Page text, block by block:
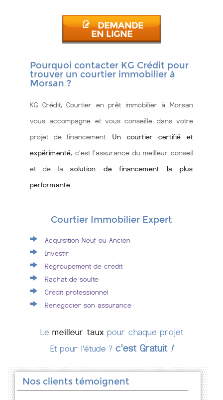
DEMANDE
EN LIGNE
Pourquoi contacter KG Crédit pour
trouver un courtier immobilier à
Morsan ?
KG Crédit, Courtier en prêt immobilier à Morsan
vous accompagne et vous conseille dans votre
projet de financement. Un courtier certifié et
expérimenté, c'est l'assurance du meilleur conseil
et de lasolution de financement la plus
performante
Courtier Immobilier Expert
Acquisition Neuf ou Ancien
Investir
Regroupement de credit
Rachat de soulte
Crédit professionnel
Renégocier son assurance
Le meilleur taux pour chaque projet
Et pour l'étude ? c'est Gratuit !
Nos clients témoignent